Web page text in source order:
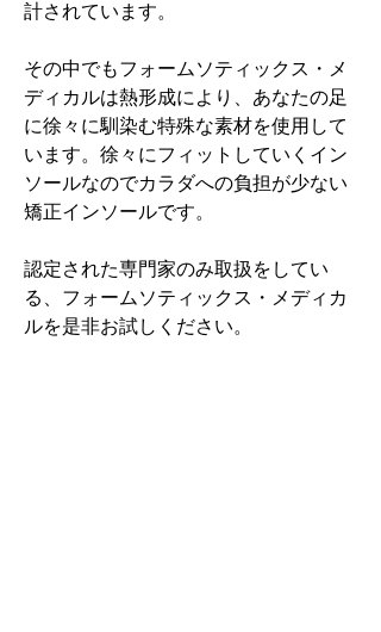
計されています。
その中でもフォームソティックス・メ
ディカルは熱形成により、あなたの足
に徐々に馴染む特殊な素材を使用して
います。徐々にフィットしていくイン
ソールなのでカラダへの負担が少ない
矯正インソールです。
認定された専門家のみ取扱をしてい
る、フォームソティックス・メディカ
ルを是非お試しください。